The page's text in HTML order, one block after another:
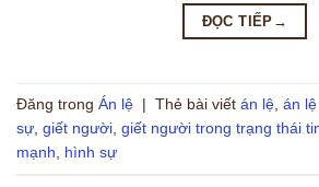
ĐỌC TIẾP →
Đăng trong Án lệ | Thẻ bài viết án lệ án
sự giết người giết người trong trạng thái
mạnh
hình sự